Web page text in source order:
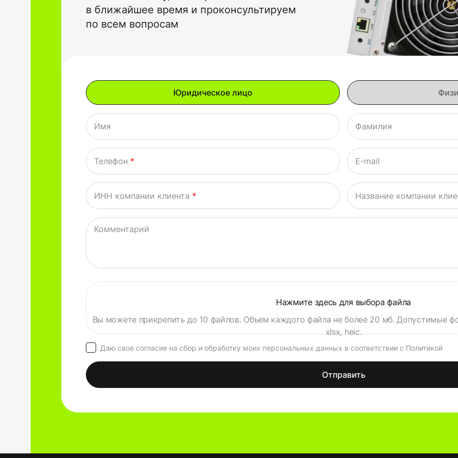
в ближайшее время и проконсультируем
по всем вопросам
Имя Фамилия
Телефон * E-mail
ИНН компании клиента * Название компании
Комментарий
Даю свое согласие на сбор и обработку моих персональных данных в соответствии с Политикой
Отправить